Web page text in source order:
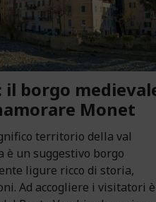
il borgo
Monet
territorio della val
è un suggestivo borgo
ligure ricco di storia,
Ad accogliere i visitatori è